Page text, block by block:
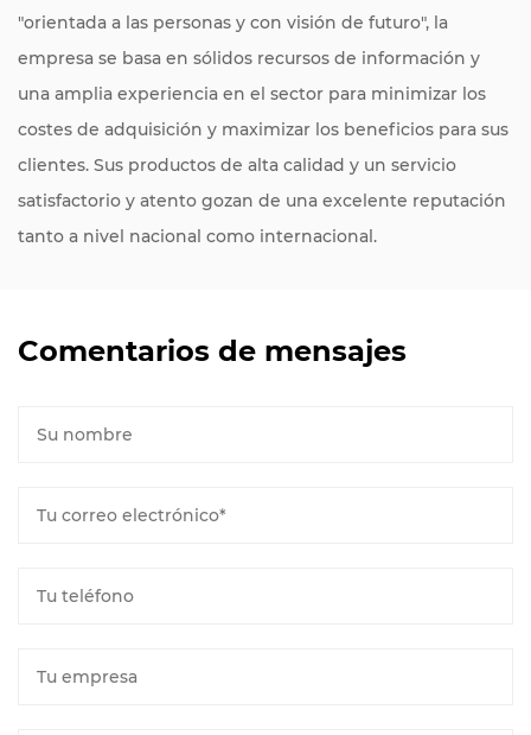
"orientada a las personas y con visión de futuro", la
empresa se basa en sólidos recursos de información y
una amplia experiencia en el sector para minimizar los
costes de adquisición y maximizar los beneficios para sus
clientes. Sus productos de alta calidad y un servicio
satisfactorio y atento gozan de una excelente reputación
tanto a nivel nacional como internacional.
Comentarios de mensajes